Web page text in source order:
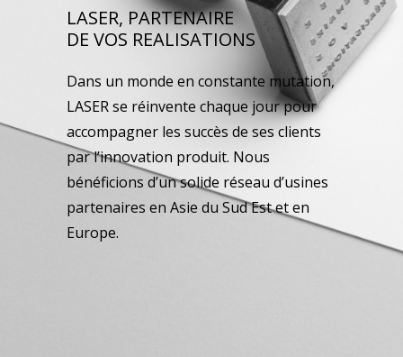
LASER, PARTENAIRE
DE VOS REALISATIONS
Dans un monde en constante mutation,
LASER se réinvente chaque jour pour
accompagner les succès de ses clients
par l’innovation produit. Nous
bénéficions d’un solide réseau d’usines
partenaires en Asie du Sud Est et en
Europe.